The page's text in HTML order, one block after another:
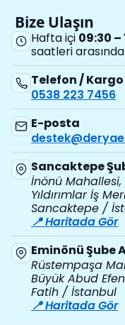
Bize Ulaşın
Hafta içi 09:30 –
saatleri
Telefon /
0538 223 7456
E-posta
Sancaktepe
İnönü
Yıldırımlar İş
Sancaktepe /
📍 Haritada Gör
Eminönü Şube
Rüstempaşa
Büyük Abud
Fatih / İstanbul
📍 Haritada Gör